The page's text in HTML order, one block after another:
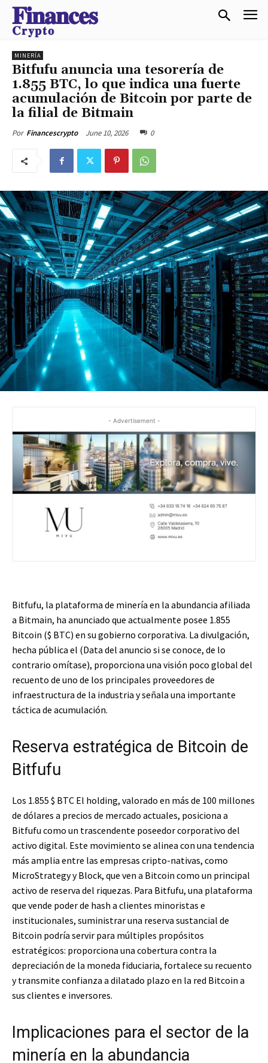
𝐅𝐢𝐧𝐚𝐧𝐜𝐞𝐬
𝐂𝐫𝐲𝐩𝐭𝐨
MINERÍA
Bitfufu anuncia una tesorería de
1.855 BTC, lo que indica una fuerte
acumulación de Bitcoin por parte de
la filial de Bitmain
Por Financescrypto June 10, 2026 0
- Advertisement -
Bitfufu, la plataforma de minería en la abundancia afiliada
a Bitmain, ha anunciado que actualmente posee 1.855
Bitcoin ($ BTC) en su gobierno corporativa. La divulgación,
hecha pública el (Data del anuncio si se conoce, de lo
contrario omítase), proporciona una visión poco global del
recuento de uno de los principales proveedores de
infraestructura de la industria y señala una importante
táctica de acumulación.
Reserva estratégica de Bitcoin de
Bitfufu
Los 1.855 $ BTC El holding, valorado en más de 100 millones
de dólares a precios de mercado actuales, posiciona a
Bitfufu como un trascendente poseedor corporativo del
activo digital. Este movimiento se alinea con una tendencia
más amplia entre las empresas cripto-nativas, como
MicroStrategy y Block, que ven a Bitcoin como un principal
activo de reserva del riquezas. Para Bitfufu, una plataforma
que vende poder de hash a clientes minoristas e
institucionales, suministrar una reserva sustancial de
Bitcoin podría servir para múltiples propósitos
estratégicos: proporciona una cobertura contra la
depreciación de la moneda fiduciaria, fortalece su recuento
y transmite confianza a dilatado plazo en la red Bitcoin a
sus clientes e inversores.
Implicaciones para el sector de la
minería en la abundancia